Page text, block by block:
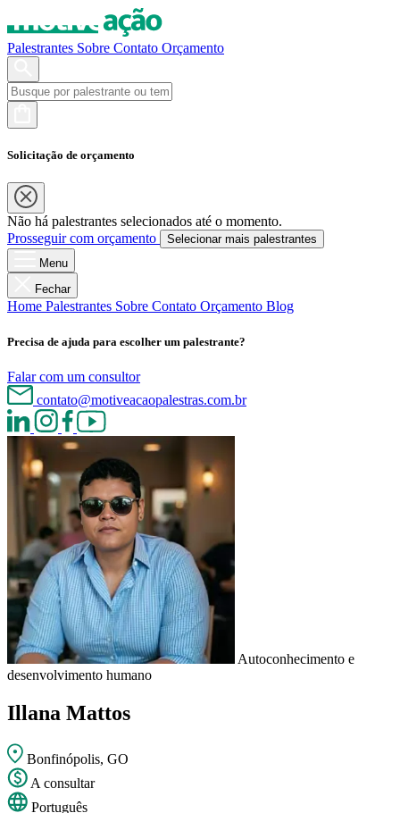
Palestrantes Sobre Contato Orçamento
Solicitação de orçamento
Não há palestrantes selecionados até o momento.
Prosseguir com orçamento
Selecionar mais palestrantes
Menu
Fechar
Home Palestrantes Sobre Contato Orçamento Blog
Precisa de ajuda para escolher um palestrante?
Falar com um consultor
contato@motiveacaopalestras.com.br
Autoconhecimento e
desenvolvimento humano
Illana Mattos
Bonfinópolis, GO
A consultar
Português